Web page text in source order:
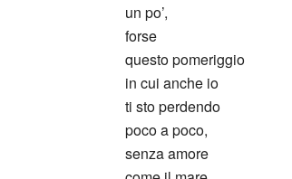
un po’,
forse
questo pomeriggio
in cui anche io
ti sto perdendo
poco a poco,
senza amore